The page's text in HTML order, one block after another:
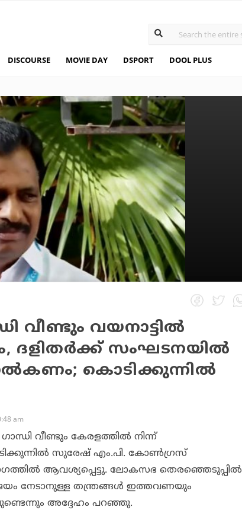
DISCOURSE MOVIE DAY DSPORT DOOL PLUS
വീണ്ടും വയനാട്ടില്‍
ദളിതര്‍ക്ക് സംഘടനയില്‍
കൊടിക്കുന്നില്‍
am
വീണ്ടും കേരളത്തില്‍ നിന്ന്
സുരേഷ് എം.പി. കോണ്‍ഗ്രസ്
ആവശ്യപ്പെട്ടു. ലോകസഭ തെരഞ്ഞെടുപ്പില്‍
നേടാനുള്ള തന്ത്രങ്ങള്‍ ഇത്തവണയും
അദ്ദേഹം പറഞ്ഞു.